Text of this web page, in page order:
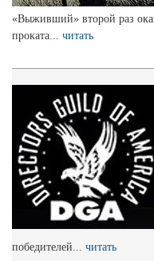
«Выживший» второй раз
проката... читать
победителей... читать